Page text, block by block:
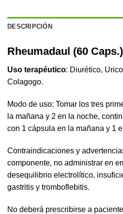
DESCRIPCIÓN
Rheumadaul (60
Uso terapéutico: Diurético,
Colagogo.
Modo de uso: Tomar los tres
la mañana y 2 en la noche,
con 1 cápsula en la mañana y 1
Contraindicaciones y
componente, no administrar en
desequilibrio electrolítico,
gastritis y tromboflebitis.
No deberá prescribirse a